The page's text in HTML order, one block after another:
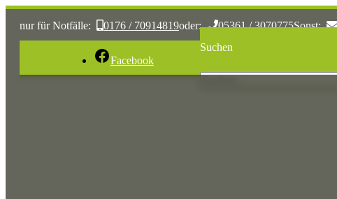
nur für Notfälle: 0176 / 70914819oder: 05361 / 3070775Sonst:
Facebook
Suchen